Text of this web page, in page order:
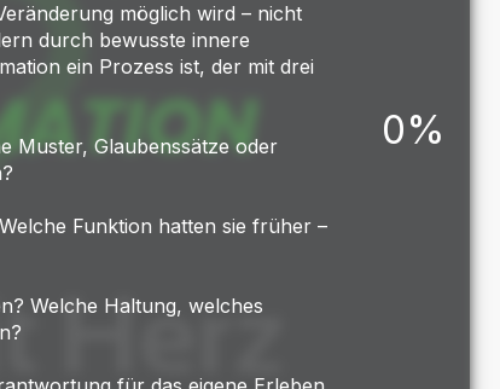
möglich wird – nicht
durch bewusste innere
ein Prozess ist, der mit drei
Muster, Glaubenssätze oder
Funktion hatten sie früher –
Welche Haltung, welches
0%